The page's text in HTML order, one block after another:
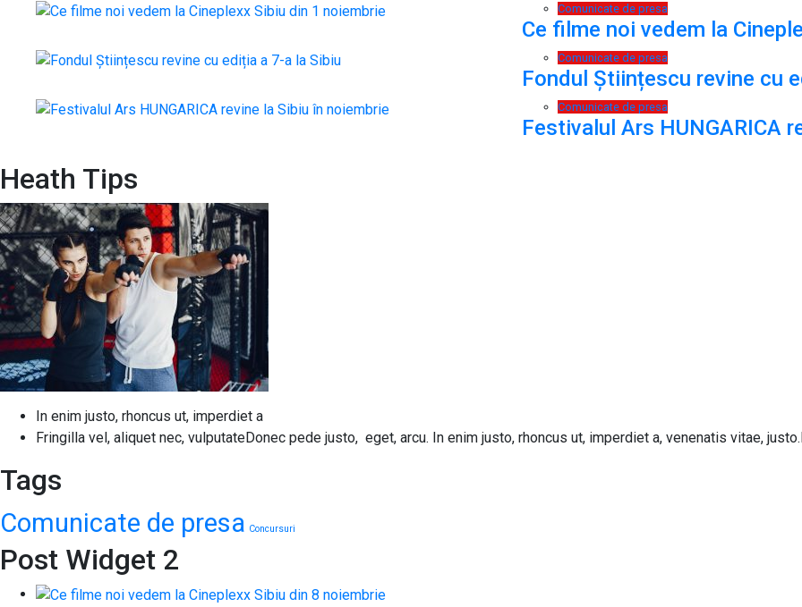
Comunicate de presa
Ce filme noi vedem la
Comunicate de presa
Fondul Științescu revine cu
Comunicate de presa
Festivalul Ars HUNGARICA
Heath Tips
In enim justo, rhoncus ut, imperdiet a
Fringilla vel, aliquet nec, vulputateDonec pede justo, eget, arcu. In enim justo, rhoncus ut, imperdiet a, venenatis vitae,
Tags
Comunicate de presa Concursuri
Post Widget 2